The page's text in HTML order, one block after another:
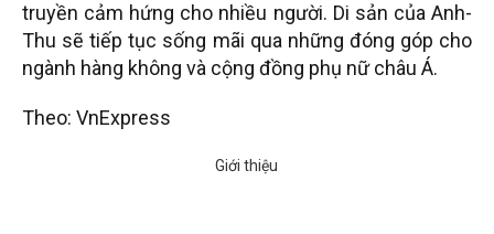
truyền cảm hứng cho nhiều người. Di sản của Anh-
Thu sẽ tiếp tục sống mãi qua những đóng góp cho
ngành hàng không và cộng đồng phụ nữ châu Á.
Theo: VnExpress